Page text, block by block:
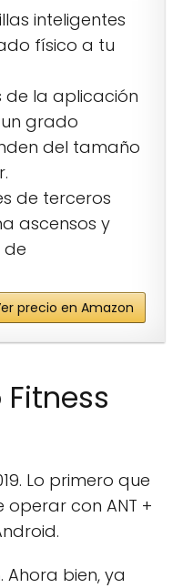
inteligentes
físico a tu
de la aplicación
un grado
del tamaño
de terceros
ascensos y
de
precio en Amazon
Lo primero que
con ANT +
bien, ya